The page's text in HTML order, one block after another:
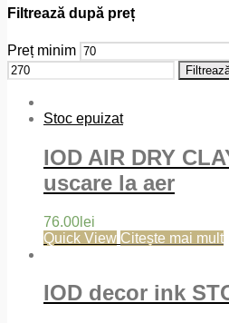
Filtrează după preț
Preț minim
Stoc epuizat
IOD AIR DRY
uscare la aer
76.00 lei
Quick View Citește mai mult
IOD decor ink